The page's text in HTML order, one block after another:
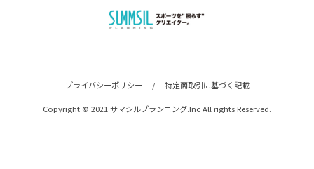
プライバシーポリシー / 特定商取引に基づく記載
Copyright © 2021 サマシルプランニング.Inc All rights Reserved.